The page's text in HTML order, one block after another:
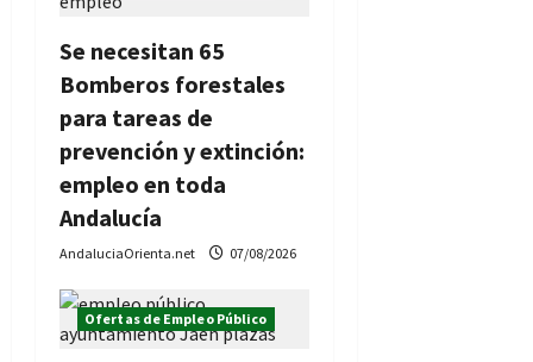
Se necesitan 65
Bomberos forestales
para tareas de
prevención y extinción:
empleo en toda
Andalucía
AndaluciaOrienta.net 07/08/2026
Ofertas de Empleo Público